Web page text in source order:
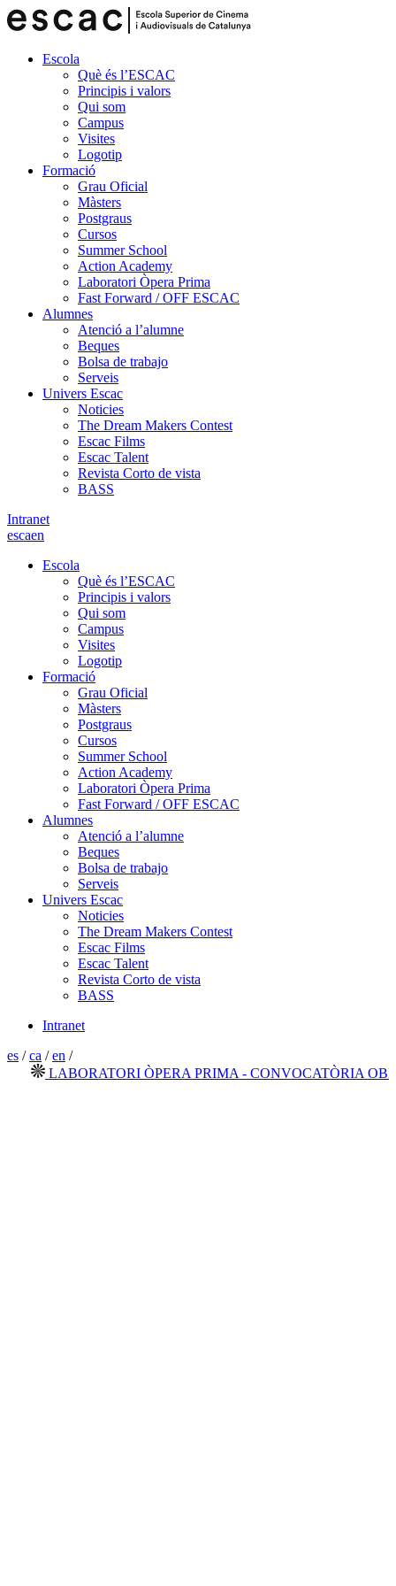
Escola
Què és l’ESCAC
Principis i valors
Qui som
Campus
Visites
Logotip
Formació
Grau Oficial
Màsters
Postgraus
Cursos
Summer School
Action Academy
Laboratori Òpera Prima
Fast Forward / OFF ESCAC
Alumnes
Atenció a l’alumne
Beques
Bolsa de trabajo
Serveis
Univers Escac
Noticies
The Dream Makers Contest
Escac Films
Escac Talent
Revista Corto de vista
BASS
Intranet
escaen
Escola
Què és l’ESCAC
Principis i valors
Qui som
Campus
Visites
Logotip
Formació
Grau Oficial
Màsters
Postgraus
Cursos
Summer School
Action Academy
Laboratori Òpera Prima
Fast Forward / OFF ESCAC
Alumnes
Atenció a l’alumne
Beques
Bolsa de trabajo
Serveis
Univers Escac
Noticies
The Dream Makers Contest
Escac Films
Escac Talent
Revista Corto de vista
BASS
Intranet
es /ca /en /
LABORATORI ÒPERA PRIMA - CONVOCATÒRIA